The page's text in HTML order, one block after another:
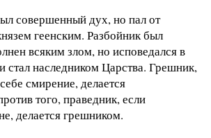
совершенный дух, но пал от
геенским. Разбойник был
всяким злом, но исповедался в
стал наследником Царства. Грешник,
смирение, делается
того, праведник, если
делается грешником.